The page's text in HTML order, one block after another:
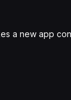
a new app